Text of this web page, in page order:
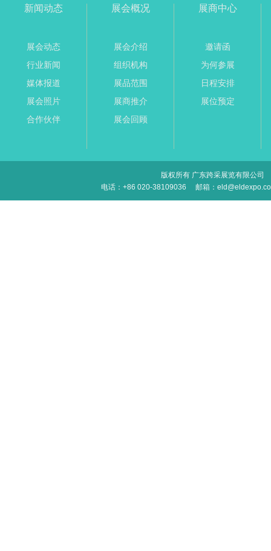
新闻动态
展会动态
行业新闻
媒体报道
展会照片
合作伙伴
展会概况
展会介绍
组织机构
展品范围
展商推介
展会回顾
展商中心
邀请函
为何参展
日程安排
展位预定
版权所有 广东跨采展览有限公司
电话：+86 020-38109036
邮箱：